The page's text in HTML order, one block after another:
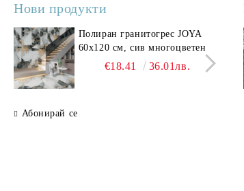
Нови продукти
Полиран гранитогрес JOYA
60x120 см, сив многоцветен
€18.41 36.01лв.
Абонирай се